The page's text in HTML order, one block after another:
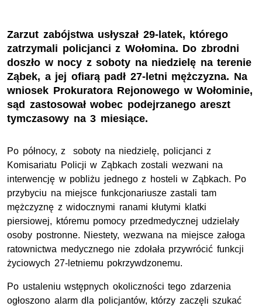
Zarzut zabójstwa usłyszał 29-latek, którego
zatrzymali policjanci z Wołomina. Do zbrodni
doszło w nocy z soboty na niedzielę na terenie
Ząbek, a jej ofiarą padł 27-letni mężczyzna. Na
wniosek Prokuratora Rejonowego w Wołominie,
sąd zastosował wobec podejrzanego areszt
tymczasowy na 3 miesiące.
Po północy, z soboty na niedzielę, policjanci z
Komisariatu Policji w Ząbkach zostali wezwani na
interwencję w pobliżu jednego z hosteli w Ząbkach. Po
przybyciu na miejsce funkcjonariusze zastali tam
mężczyznę z widocznymi ranami kłutymi klatki
piersiowej, któremu pomocy przedmedycznej udzielały
osoby postronne. Niestety, wezwana na miejsce załoga
ratownictwa medycznego nie zdołała przywrócić funkcji
życiowych 27-letniemu pokrzywdzonemu.
Po ustaleniu wstępnych okoliczności tego zdarzenia
ogłoszono alarm dla policjantów, którzy zaczęli szukać